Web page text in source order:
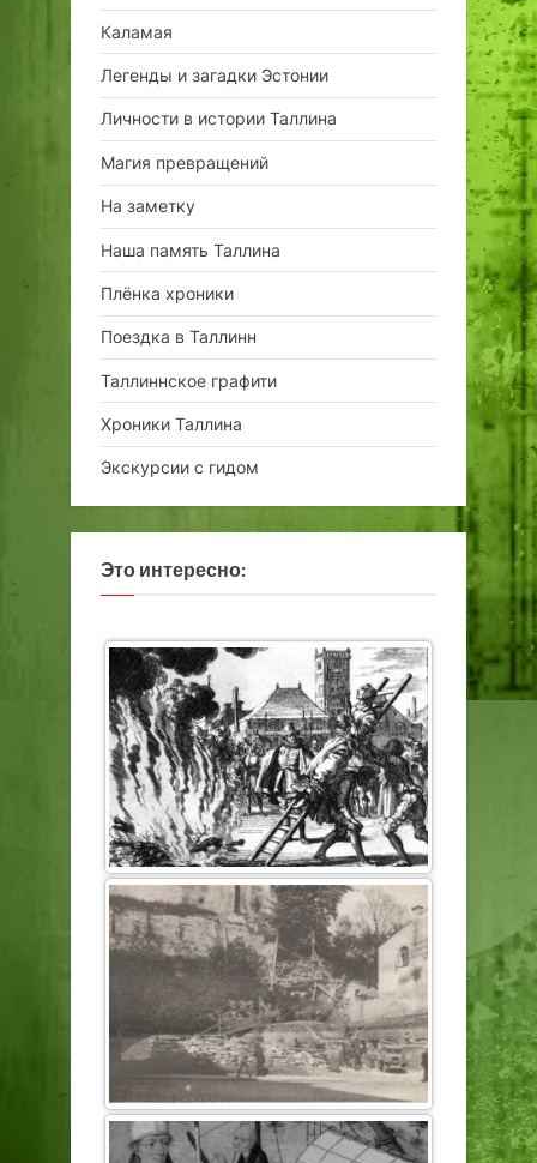
Каламая
Легенды и загадки Эстонии
Личности в истории Таллина
Магия превращений
На заметку
Наша память Таллина
Плёнка хроники
Поездка в Таллинн
Таллиннское графити
Хроники Таллина
Экскурсии с гидом
Это интересно: